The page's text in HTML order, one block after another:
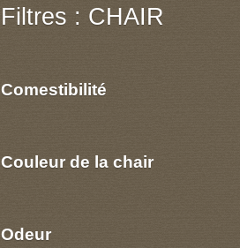
Filtres : CHAIR
Comestibilité
Couleur de la chair
Odeur